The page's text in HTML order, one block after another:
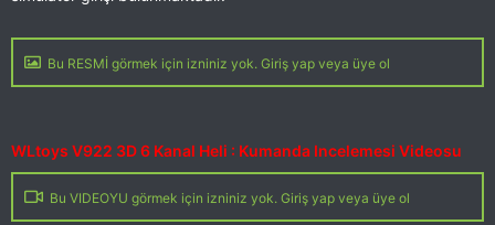
Bu RESMİ görmek için izniniz yok. Giriş yap veya üye ol
WLtoys V922 3D 6 Kanal Heli : Kumanda Incelemesi Videosu
Bu VIDEOYU görmek için izniniz yok. Giriş yap veya üye ol